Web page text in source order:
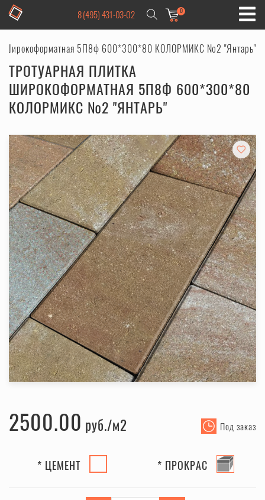
8 (495) 431-03-02 0
5П8ф 600*300*80 КОЛОРМИКС №2 "Янтарь"
ТРОТУАРНАЯ ПЛИТКА
ШИРОКОФОРМАТНАЯ 5П8Ф 600*300*80
КОЛОРМИКС №2 "ЯНТАРЬ"
2500.00 руб. Под заказ
* ЦЕМЕНТ * ПРОКРАС